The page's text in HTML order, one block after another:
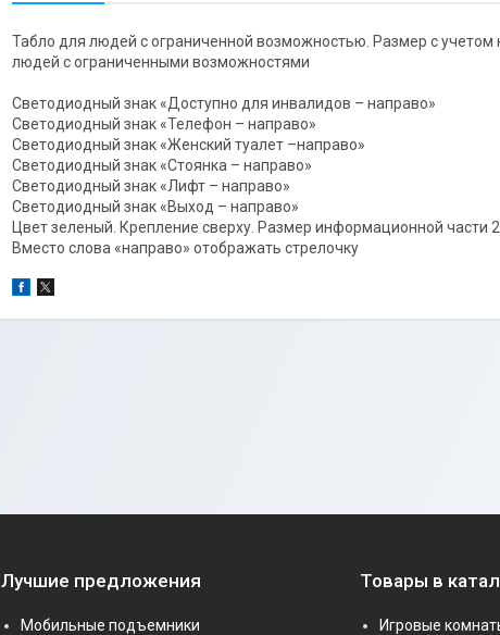
Табло для людей с ограниченной возможностью. Размер с
людей с ограниченными возможностями
Светодиодный знак «Доступно для инвалидов – направо»
Светодиодный знак «Телефон – направо»
Светодиодный знак «Женский туалет –направо»
Светодиодный знак «Стоянка – направо»
Светодиодный знак «Лифт – направо»
Светодиодный знак «Выход – направо»
Цвет зеленый. Крепление сверху. Размер информационной части
Вместо слова «направо» отображать стрелочку
Лучшие предложения
Мобильные подъемники
Товары в
Игровые